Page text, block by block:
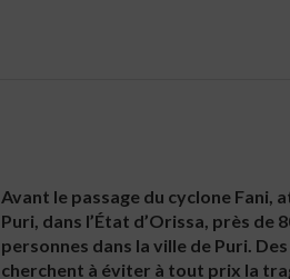
Avant le passage du cyclone Fani,
Puri, dans l’État d’Orissa, près
personnes dans la ville de Puri.
cherchent à éviter à tout prix la